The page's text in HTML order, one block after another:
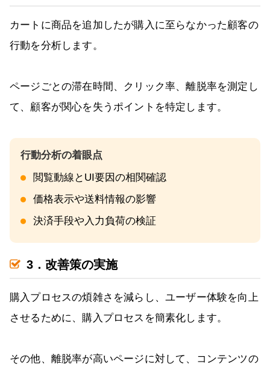
カートに商品を追加したが購入に至らなかった顧客の
行動を分析します。
ページごとの滞在時間、クリック率、離脱率を測定し
て、顧客が関心を失うポイントを特定します。
閲覧動線とUI要因の相関確認
価格表示や送料情報の影響
決済手段や入力負荷の検証
3．改善策の実施
購入プロセスの煩雑さを減らし、ユーザー体験を向上
させるために、購入プロセスを簡素化します。
その他、離脱率が高いページに対して、コンテンツの